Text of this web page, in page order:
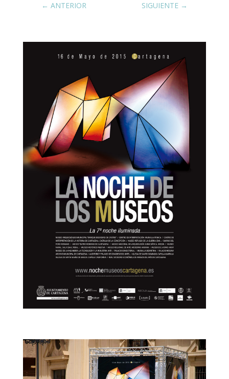
← ANTERIOR SIGUIENTE →